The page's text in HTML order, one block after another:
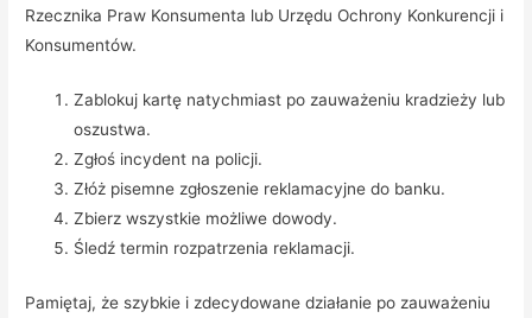
Rzecznika Praw Konsumenta lub Urzędu Ochrony Konkurencji i
Konsumentów.
Zablokuj kartę natychmiast po zauważeniu kradzieży lub
oszustwa.
Zgłoś incydent na policji.
Złóż pisemne zgłoszenie reklamacyjne do banku.
Zbierz wszystkie możliwe dowody.
Śledź termin rozpatrzenia reklamacji.
Pamiętaj, że szybkie i zdecydowane działanie po zauważeniu